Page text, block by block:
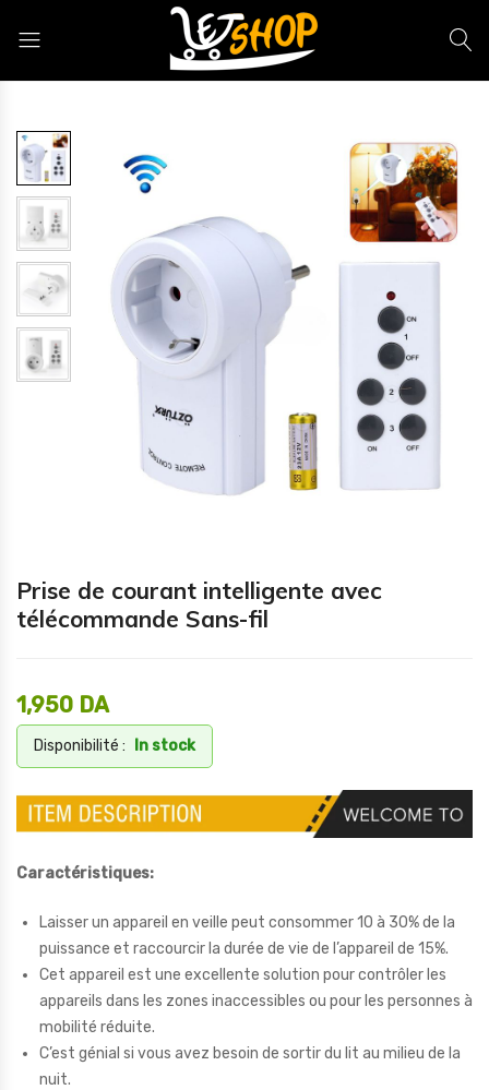
Prise de courant intelligente avec
télécommande Sans-fil
1,950 DA
Disponibilité : In stock
Caractéristiques:
Laisser un appareil en veille peut consommer 10 à 30% de la
puissance et raccourcir la durée de vie de l’appareil de 15%.
Cet appareil est une excellente solution pour contrôler les
appareils dans les zones inaccessibles ou pour les personnes à
mobilité réduite.
C’est génial si vous avez besoin de sortir du lit au milieu de la
nuit.